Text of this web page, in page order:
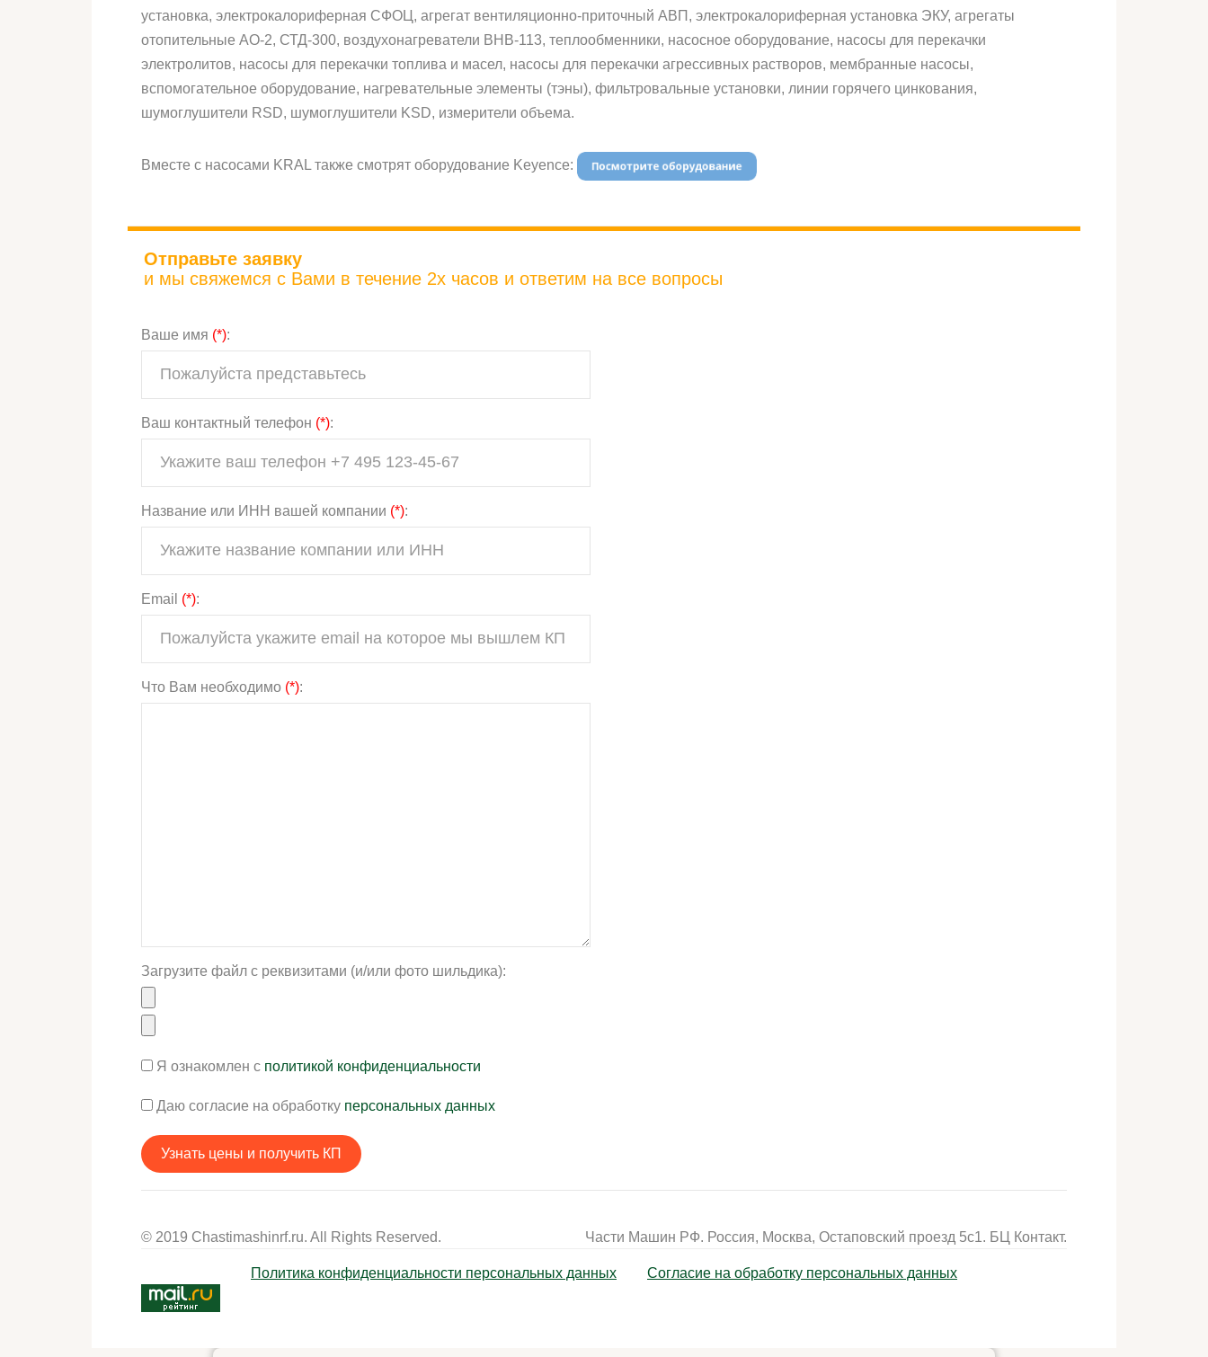
установка, электрокалориферная СФОЦ, агрегат вентиляционно-приточный АВП, электрокалориферная установка ЭКУ, агрегаты
отопительные АО-2, СТД-300, воздухонагреватели ВНВ-113, теплообменники, насосное оборудование, насосы для перекачки
электролитов, насосы для перекачки топлива и масел, насосы для перекачки агрессивных растворов, мембранные насосы,
вспомогательное оборудование, нагревательные элементы (тэны), фильтровальные установки, линии горячего цинкования,
шумоглушители RSD, шумоглушители KSD, измерители объема.
Вместе с насосами KRAL также смотрят оборудование Keyence:
Отправьте заявку
и мы свяжемся с Вами в течение 2х часов и ответим на все вопросы
Ваше имя (*):
Ваш контактный телефон (*):
Название или ИНН вашей компании (*):
Email (*):
Что Вам необходимо (*):
Загрузите файл с реквизитами (и/или фото шильдика):
Я ознакомлен с политикой конфиденциальности
Даю согласие на обработку персональных данных
© 2019 Chastimashinrf.ru. All Rights Reserved. Части Машин РФ. Россия, Москва, Остаповский проезд 5с1. БЦ Контакт.
Политика конфиденциальности персональных данных Согласие на обработку персональных данных